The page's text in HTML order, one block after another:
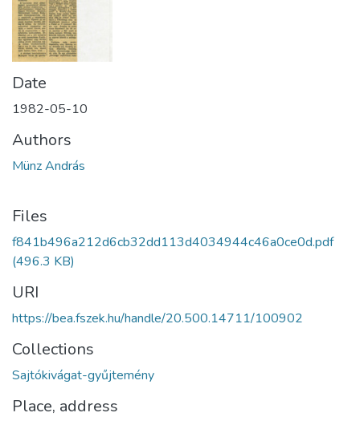
Date
1982-05-10
Authors
Münz András
Files
f841b496a212d6cb32dd113d4034944c46a0ce0d.pdf
(496.3 KB)
URI
https://bea.fszek.hu/handle/20.500.14711/100902
Collections
Sajtókivágat-gyűjtemény
Place, address